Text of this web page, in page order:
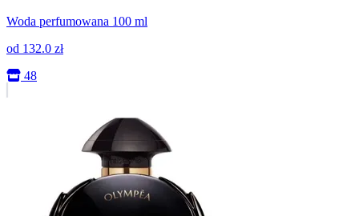
Woda perfumowana 100 ml
od 132.0 zł
48